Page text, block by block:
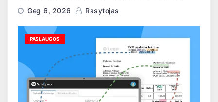
Geg 6, 2026 Rasytojas
PASLAUGOS